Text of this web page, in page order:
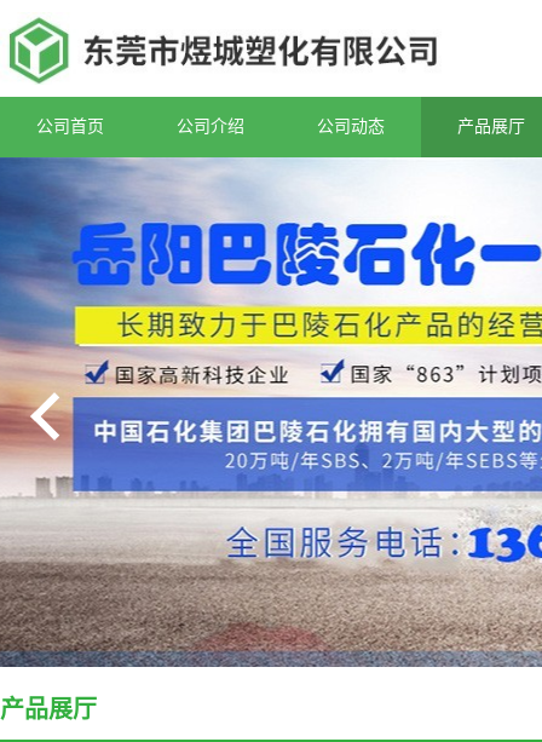
公司首页 公司介绍 公司动态 产品展厅
产品展厅